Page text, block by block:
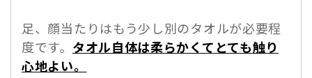
足、顔当たりはもう少し別のタオルが必要程
度です。 タオル自体は柔らかくてとても触り
心地よい。